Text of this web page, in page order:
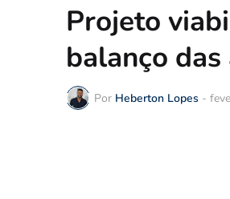
Projeto
balanço
Por Heberton Lopes -